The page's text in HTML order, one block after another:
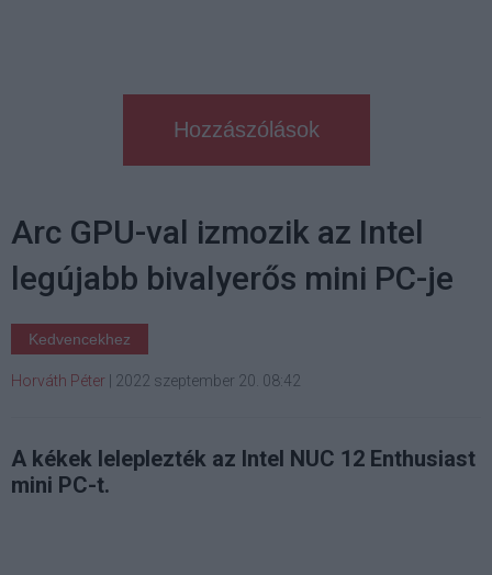
Hozzászólások
Arc GPU-val izmozik az Intel
legújabb bivalyerős mini PC-je
Kedvencekhez
Horváth Péter 2022 szeptember 20. 08:42
A kékek leleplezték az Intel NUC 12 Enthusiast
mini PC-t.